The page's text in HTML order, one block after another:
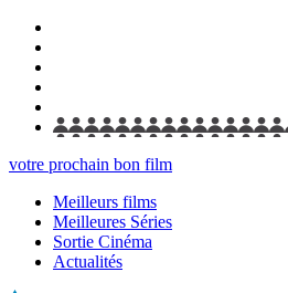
votre prochain bon film
Meilleurs films
Meilleures Séries
Sortie Cinéma
Actualités